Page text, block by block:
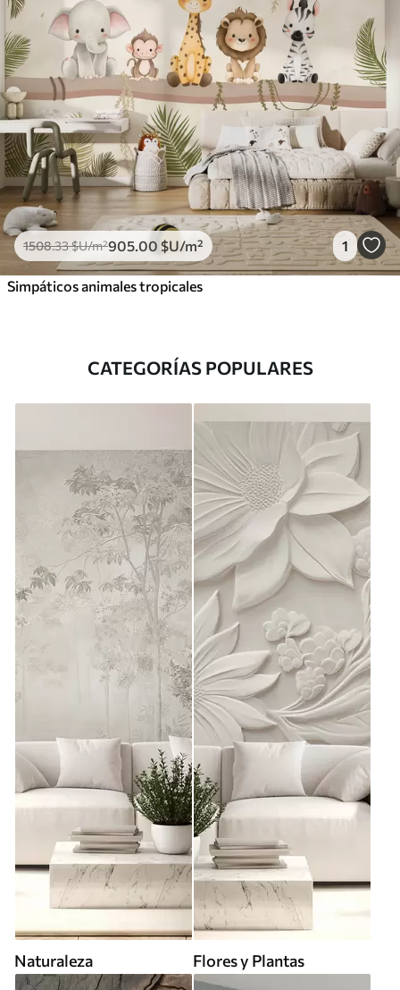
1508.33$U/m²905 .00 $U/m² 1
Simpáticos animales tropicales
CATEGORÍAS POPULARES
Naturaleza Flores y Plantas